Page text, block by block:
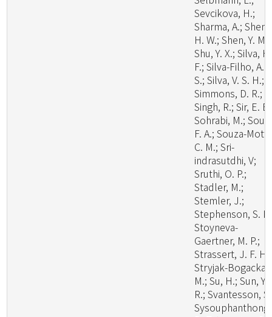
Sevcikova, H.;
Sharma, A.; Shen,
H. W.; Shen, Y. M.;
Shu, Y. X.; Silva, H.
F.; Silva-Filho, A.
S.; Silva, V. S. H.;
Simmons, D. R.;
Singh, R.; Sir, E.
Sohrabi, M.;
F. A.; Souza-
C. M.; Sri-
indrasutdhi, V;
Sruthi, O. P.;
Stadler, M.;
Stemler, J.;
Stephenson, S.
Stoyneva-
Gaertner, M. P.;
Strassert, J. F. H.;
Stryjak-Bogacka,
M.; Su, H.; Sun, Y.
R.; Svantesson,
Sysouphanthong,